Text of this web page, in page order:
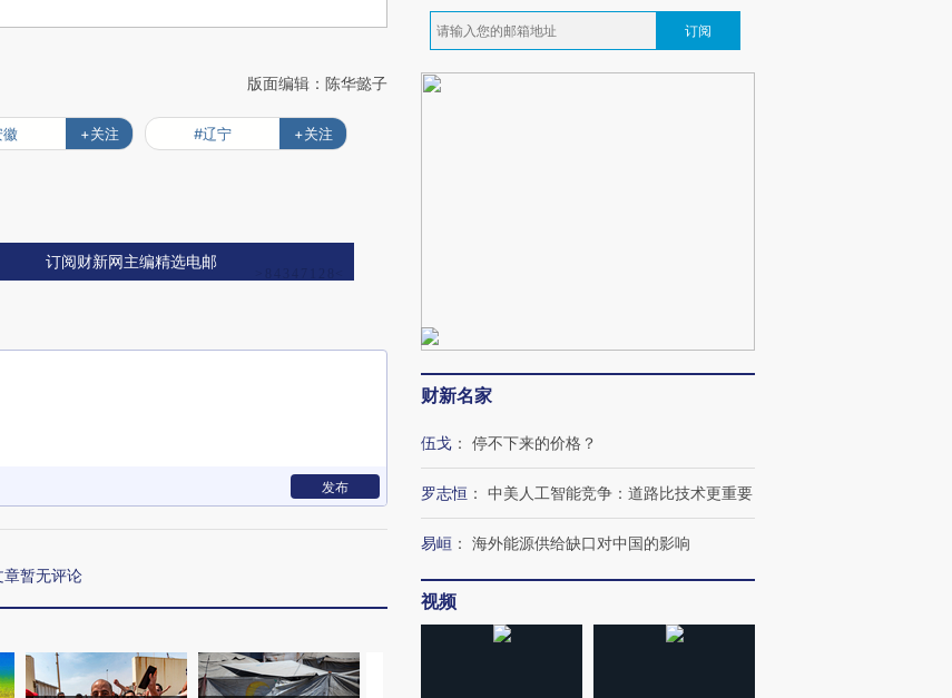
版面编辑：陈华懿子
徽 +关注 #辽宁 +关注
订阅财新网主编精选电邮
发布
章暂无评论
订阅
财新名家
伍戈 ： 停不下来的价格？
罗志恒 ： 中美人工智能竞争：道路比技术更重要
易峘 ： 海外能源供给缺口对中国的影响
视频